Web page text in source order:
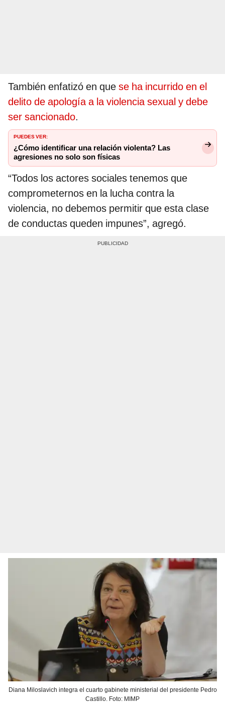
También enfatizó en que se ha incurrido en el
delito de apología a la violencia sexual y debe
ser sancionado.
PUEDES VER:
¿Cómo identificar una relación violenta? Las
agresiones no solo son físicas
“Todos los actores sociales tenemos que
comprometernos en la lucha contra la
violencia, no debemos permitir que esta clase
de conductas queden impunes”, agregó.
Diana Miloslavich integra el cuarto gabinete ministerial del presidente Pedro
Castillo. Foto: MIMP